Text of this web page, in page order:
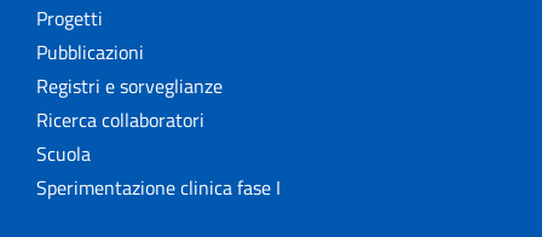
Progetti
Pubblicazioni
Registri e sorveglianze
Ricerca collaboratori
Scuola
Sperimentazione clinica fase I